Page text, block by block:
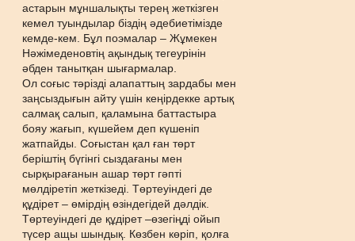
астарын мұншалықты терең жеткізген
кемел туындылар біздің əдебиетімізде
кемде-кем. Бұл поэмалар – Жұмекен
Нəжімеденовтің ақындық тегеурінін
əбден танытқан шығармалар.
Ол соғыс тəрізді алапаттың зардабы мен
заңсыздығын айту үшін кеңірдекке артық
салмақ салып, қаламына баттастыра
бояу жағып, күшейем деп күшеніп
жатпайды. Соғыстан қал ған төрт
беріштің бүгінгі сыздағаны мен
сырқырағанын ашар төрт гəпті
мөлдіретіп жеткізеді. Төртеуіндегі де
құдірет – өмірдің өзіндегідей дəлдік.
Төртеуіндегі де құдірет –өзегіңді ойып
түсер ащы шындық. Көзбен көріп, қолға